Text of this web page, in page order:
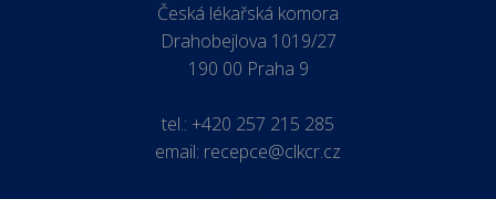
Česká lékařská komora
Drahobejlova 1019/27
190 00 Praha 9
tel.: +420 257 215 285
email: recepce@clkcr.cz